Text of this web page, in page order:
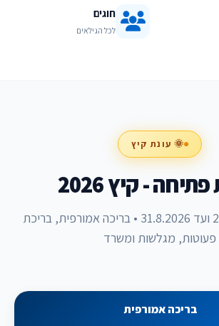
חוגים
לכל הגילאים
🌞 עונת קיץ
- קיץ 2026
החל מ-20.6.2026 ועד 31.8.2026 • בריכה אמורפית, בריכת
פעוטות, מגלשות ומשרד
בריכה אמורפית